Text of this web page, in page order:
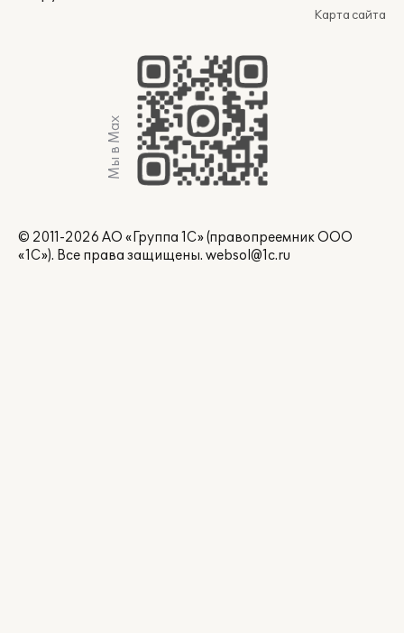
Карта сайта
Мы в Max
© 2011-2026 АО «Группа 1С» (правопреемник ООО
«1С»). Все права защищены. websol@1c.ru